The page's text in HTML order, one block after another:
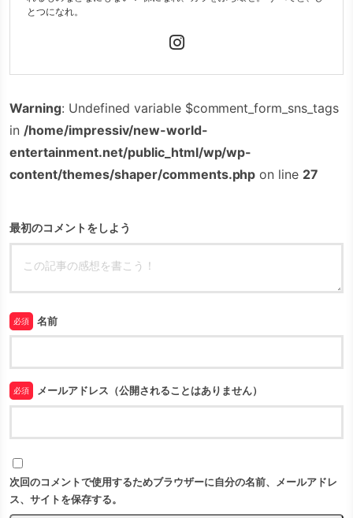
とつになれ。
Warning: Undefined variable $comment_form_sns_tags
in /home/impressiv/new-world-
entertainment.net/public_html/wp/wp-
content/themes/shaper/comments.php on line 27
最初のコメントをしよう
必須 名前
必須 メールアドレス（公開されることはありません）
次回のコメントで使用するためブラウザーに自分の名前、メールアドレ
ス、サイトを保存する。